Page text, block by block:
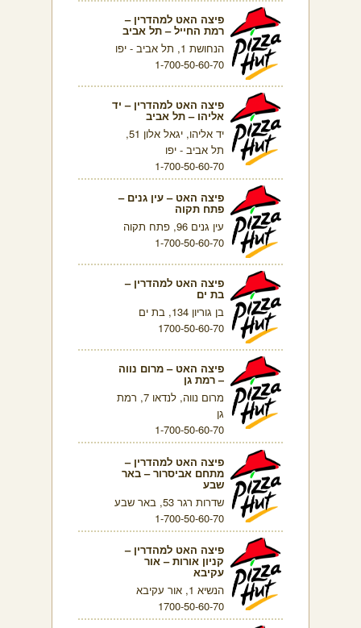
פיצה האט למהדרין –
רמת החייל – תל אביב
הנחושת 1, תל אביב - יפו
1-700-50-60-70
פיצה האט למהדרין – יד
אליהו – תל אביב
יד אליהו, יגאל אלון 51,
תל אביב - יפו
1-700-50-60-70
פיצה האט – עין גנים –
פתח תקוה
עין גנים 96, פתח תקוה
1-700-50-60-70
פיצה האט למהדרין –
בת ים
בן גוריון 134, בת ים
1700-50-60-70
פיצה האט – מרום נווה
– רמת גן
מרום נווה, לנדאו 7, רמת
גן
1-700-50-60-70
פיצה האט למהדרין –
מתחם אביסרור – באר
שבע
שדרות רגר 53, באר שבע
1-700-50-60-70
פיצה האט למהדרין –
קניון אורות – אור
עקיבא
הנשיא 1, אור עקיבא
1700-50-60-70